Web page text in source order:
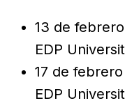
13 de
EDP
17 de
EDP